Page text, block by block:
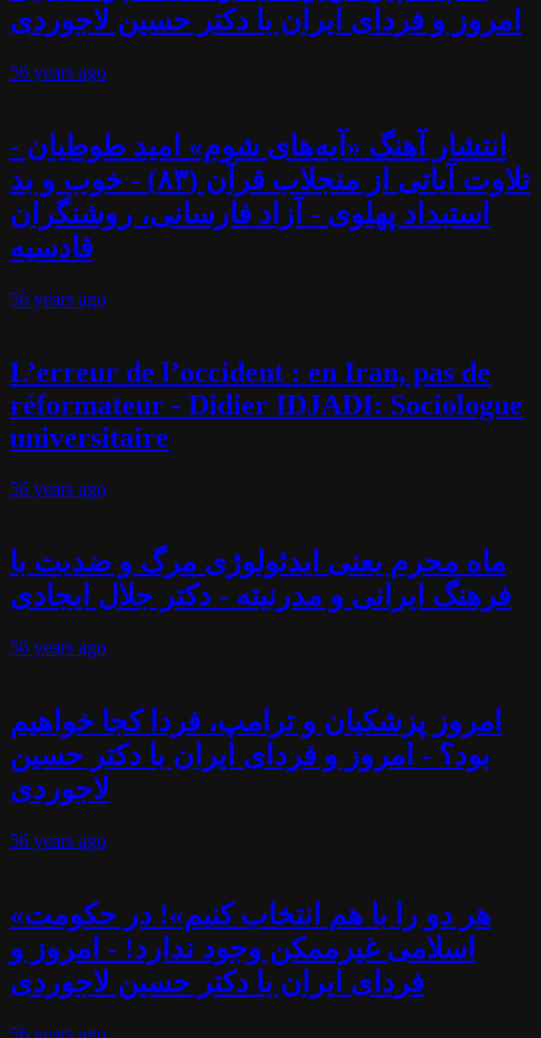
امروز و فردای ایران با دکتر حسین لاجوردی
56 years ago
انتشار آهنگ «آیه‌های شوم» امید طوطیان -
تلاوت آیاتی از منجلاب قرآن (۸۳) - خوب و بد
استبداد پهلوی - آزاد فارسانی، روشنگران
قادسیه
56 years ago
L’erreur de l’occident : en Iran, pas de
réformateur - Didier IDJADI: Sociologue
universitaire
56 years ago
ماه محرم یعنی ایدئولوژی مرگ و ضدیت با
فرهنگ ایرانی و مدرنیته - دکتر جلال ایجادی
56 years ago
امروز پزشکیان و ترامپ، فردا کجا خواهیم
بود؟ - امروز و فردای ایران با دکتر حسین
لاجوردی
56 years ago
«هر دو را با هم انتخاب کنیم»! در حکومت
اسلامی غیرممکن وجود ندارد! - امروز و
فردای ایران با دکتر حسین لاجوردی
56 years ago